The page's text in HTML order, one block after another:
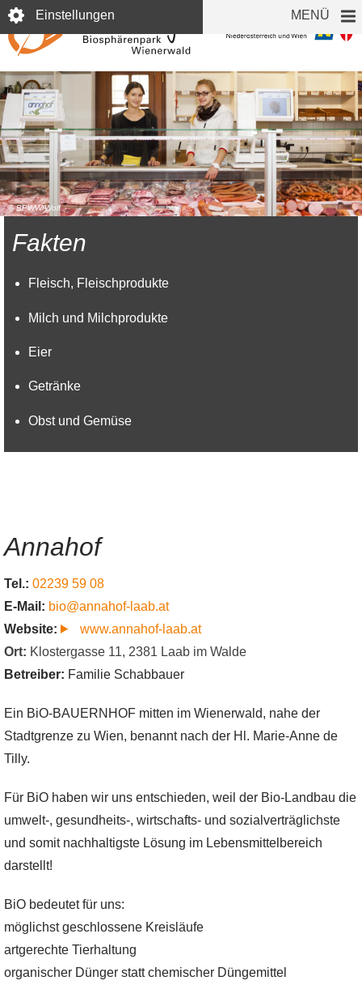
Direkt
zum
Inhalt
Einstellungen MENÜ
© BPWW/Wolf
Fakten
Fleisch, Fleischprodukte
Milch und Milchprodukte
Eier
Getränke
Obst und Gemüse
Annahof
Tel.: 02239 59 08
E-Mail: bio@annahof-laab.at
Website:
www.annahof-laab.at
Ort: Klostergasse 11, 2381 Laab im Walde
Betreiber: Familie Schabbauer
Ein BiO-BAUERNHOF mitten im Wienerwald, nahe der
Stadtgrenze zu Wien, benannt nach der Hl. Marie-Anne de
Tilly.
Für BiO haben wir uns entschieden, weil der Bio-Landbau die
umwelt-, gesundheits-, wirtschafts- und sozialverträglichste
und somit nachhaltigste Lösung im Lebensmittelbereich
darstellt!
BiO bedeutet für uns:
möglichst geschlossene Kreisläufe
artgerechte Tierhaltung
organischer Dünger statt chemischer Düngemittel